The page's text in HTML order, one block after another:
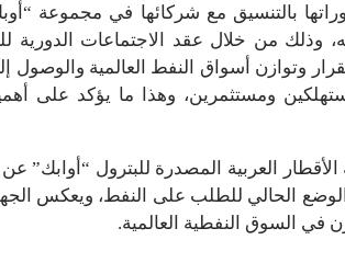
بالتنسيق مع شركائها في
وذلك من خلال عقد الاجتماعات الدورية
وتوازن أسواق النفط العالمية
ومستثمرين، وهذا ما يؤكد على
العربية المصدرة للبترول “أوابك”
الحالي للطلب على النفط، ويعكس
في السوق النفطية العالمية.